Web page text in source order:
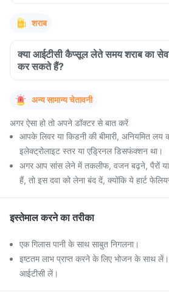
शराब
क्या आईटीसी कैप्सूल लेते समय शराब का
कर सकते हैं?
अन्य सामान्य चेतावनी
अगर ऐसा हो तो अपने डॉक्टर से बात करें
आपके लिवर या किडनी की बीमारी, अनियमित लय
इलेक्ट्रोलाइट स्तर या एड्रिनल डिसफंक्शन था।
अगर आप सांस लेने में तकलीफ, वजन बढ़ने, पैरों
हैं, तो इस दवा को लेना बंद दें, क्योंकि ये हार्ट
इस्तेमाल करने का तरीका
एक गिलास पानी के साथ साबुत निगलना।
इष्टतम लाभ प्राप्त करने के लिए भोजन के साथ
आईटीसी लें।